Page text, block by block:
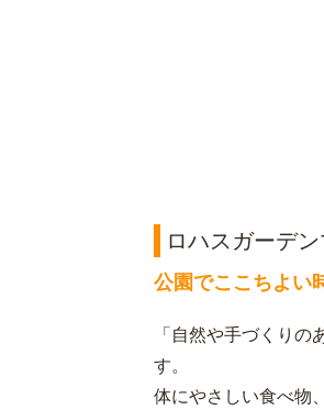
ロハスガーデ
公園でここちよい
「自然や手づくり
す。
体にやさしい食べ物